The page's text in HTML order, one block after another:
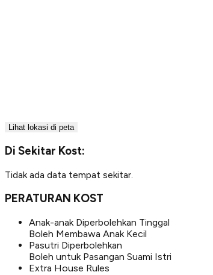
Lihat lokasi di peta
Di Sekitar Kost:
Tidak ada data tempat sekitar.
PERATURAN KOST
Anak-anak Diperbolehkan Tinggal
Boleh Membawa Anak Kecil
Pasutri Diperbolehkan
Boleh untuk Pasangan Suami Istri
Extra House Rules